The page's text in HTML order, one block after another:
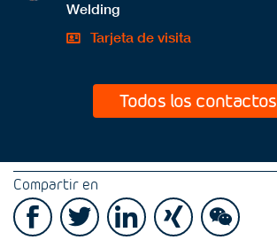
Welding
Tarjeta de visita
Todos los contactos
Compartir en